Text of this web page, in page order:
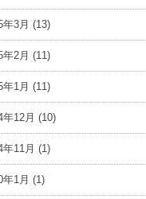
年3月 (13)
年2月 (11)
年1月 (11)
年12月 (10)
年11月 (1)
年1月 (1)